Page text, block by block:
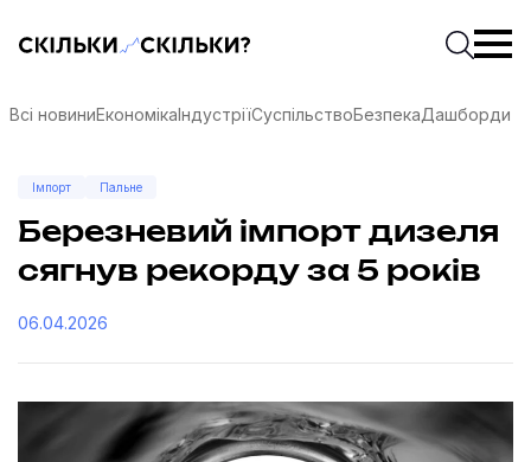
Скільки-скільки? — Медіа про суспільні даніПочати
Всі новиниЕкономікаІндустріїСуспільствоБезпекаДашборди
Імпорт Пальне
Березневий імпорт дизеля
сягнув рекорду за 5 років
06.04.2026